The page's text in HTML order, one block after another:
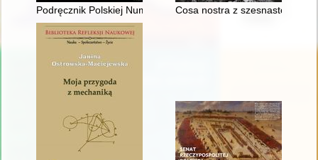
Podręcznik Polskiej Numizmatyki : (wyjątki dotyczące
Cosa nostra z